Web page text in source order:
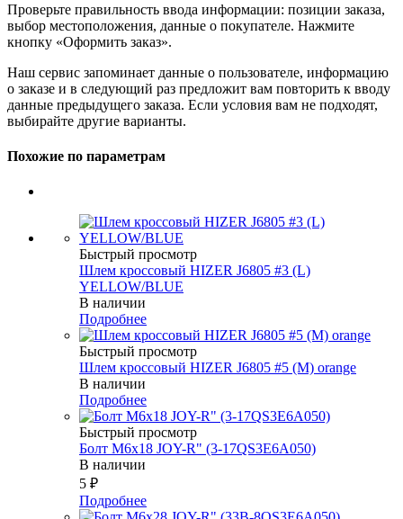
Проверьте правильность ввода информации: позиции заказа,
выбор местоположения, данные о покупателе. Нажмите
кнопку «Оформить заказ».
Наш сервис запоминает данные о пользователе, информацию
о заказе и в следующий раз предложит вам повторить к вводу
данные предыдущего заказа. Если условия вам не подходят,
выбирайте другие варианты.
Похожие по параметрам
Быстрый просмотр
Шлем кроссовый HIZER J6805 #3 (L)
YELLOW/BLUE
В наличии
Подробнее
Быстрый просмотр
Шлем кроссовый HIZER J6805 #5 (M) orange
В наличии
Подробнее
Быстрый просмотр
Болт М6х18 JOY-R" (3-17QS3E6A050)
В наличии
5 ₽
Подробнее